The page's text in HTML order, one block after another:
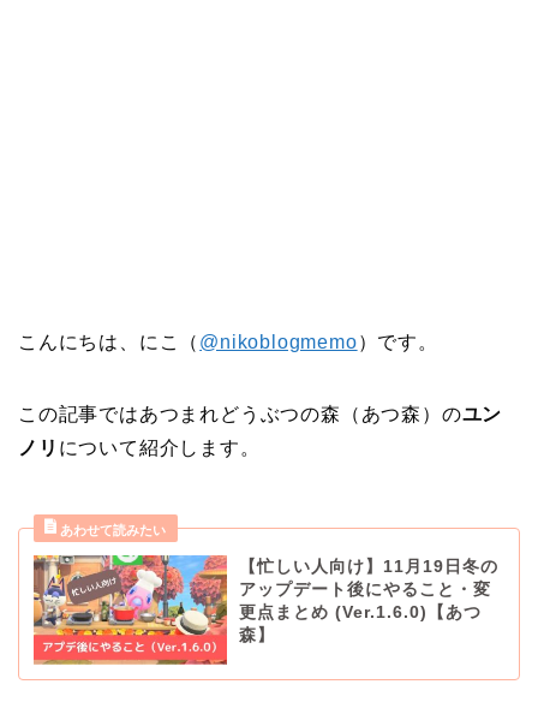
こんにちは、にこ（ @nikoblogmemo）です。
この記事ではあつまれどうぶつの森（あつ森）のユン
ノリ について紹介します。
【忙しい人向け】11月19日冬の
アップデート後にやること・変
更点まとめ (Ver.1.6.0)【あつ
森】